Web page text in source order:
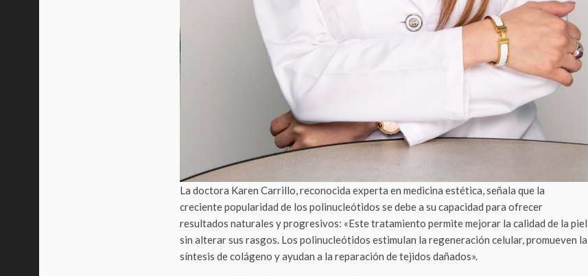
La doctora Karen Carrillo, reconocida experta en medicina estética, señala que la
creciente popularidad de los polinucleótidos se debe a su capacidad para ofrecer
resultados naturales y progresivos: «Este tratamiento permite mejorar la calidad de la piel
sin alterar sus rasgos. Los polinucleótidos estimulan la regeneración celular, promueven la
síntesis de colágeno y ayudan a la reparación de tejidos dañados».